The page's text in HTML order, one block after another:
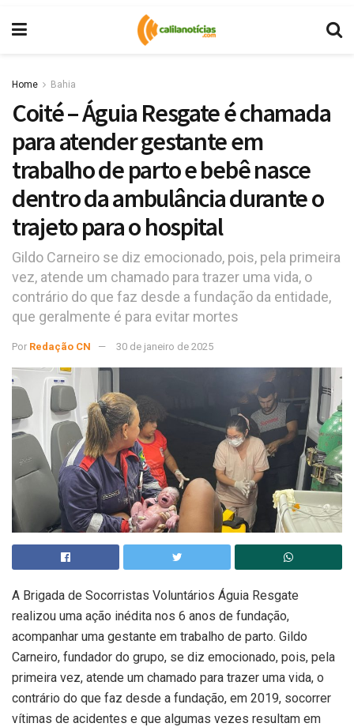
Home Bahia
Coité – Águia Resgate é chamada
para atender gestante em
trabalho de parto e bebê nasce
dentro da ambulância durante o
trajeto para o hospital
Gildo Carneiro se diz emocionado, pois, pela primeira
vez, atende um chamado para trazer uma vida, o
contrário do que faz desde a fundação da entidade,
que geralmente é para evitar mortes
Por Redação CN 30 de janeiro de 2025
A Brigada de Socorristas Voluntários Águia Resgate
realizou uma ação inédita nos 6 anos de fundação,
acompanhar uma gestante em trabalho de parto. Gildo
Carneiro, fundador do grupo, se diz emocionado, pois, pela
primeira vez, atende um chamado para trazer uma vida, o
contrário do que faz desde a fundação, em 2019, socorrer
vítimas de acidentes e que algumas vezes resultam em